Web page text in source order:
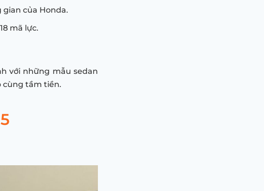
của Honda.
mã lực.
với những mẫu sedan
cùng tầm tiền.